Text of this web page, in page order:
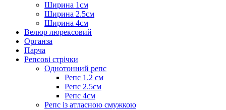
Ширина 1см
Ширина 2.5см
Ширина 4см
Велюр люрексовий
Органза
Парча
Репсові стрічки
Однотонний репс
Репс 1.2 см
Репс 2.5см
Репс 4см
Репс із атласною смужкою